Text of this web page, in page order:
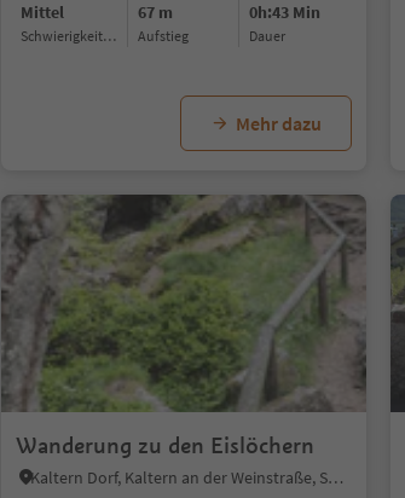
Mittel
Schwierigkeitsgrad
67 m
Aufstieg
0h:43 Min
Dauer
Mehr dazu
Wanderung zu den Eislöchern
Kaltern Dorf, Kaltern an der Weinstraße, Südtiroler Weinstraße